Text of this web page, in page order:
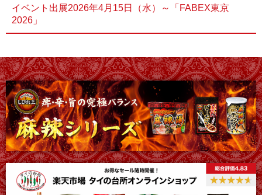
イベント出展2026年4月15日（水）～「FABEX東京
2026」